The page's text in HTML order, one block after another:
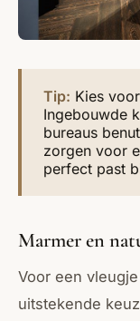
Tip: Kies
Ingebouwde
bureaus
zorgen voor
perfect past
Marmer en
Voor een
uitstekende